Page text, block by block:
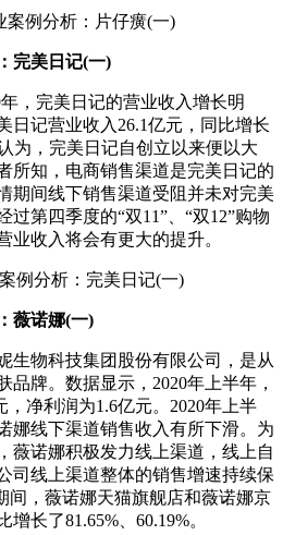
完美日记(一)
，完美日记的营业收入增长明
日记营业收入26.1亿元，同比增长
为，完美日记自创立以来便以大
所知，电商销售渠道是完美日记的
期间线下销售渠道受阻并未对完美
过第四季度的“双11”、“双12”购物
业收入将会有更大的提升。
薇诺娜(一)
物科技集团股份有限公司，是从
品牌。数据显示，2020年上半年，
，净利润为1.6亿元。2020年上半
娜线下渠道销售收入有所下滑。为
薇诺娜积极发力线上渠道，线上自
司线上渠道整体的销售增速持续保
间，薇诺娜天猫旗舰店和薇诺娜京
长了81.65%、60.19%。